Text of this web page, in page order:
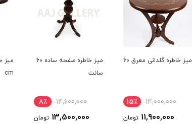
میز خاطره گلدانی معرق 60
14,000,000 15٪
11,900,000 تومان
میز خاطره صفحه ساده 60
سانت
14,600,000 8٪
13,500,000 تومان
cm